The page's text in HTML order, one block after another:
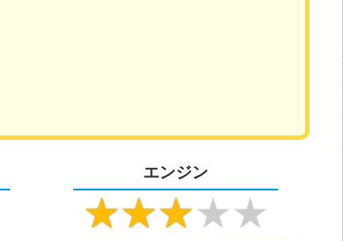
エンジン
★★★★★